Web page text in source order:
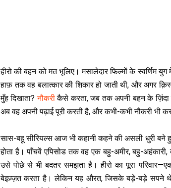
हीरो की बहन को मत भूलिए। मसालेदार फिल्मों के स्वर्णिम
हाफ़ तक वह बलात्कार की शिकार हो जाती थी, और अगर
मुँह दिखाता?नौकरीकैसे करता, जब तक अपनी बहन के ज़िंदा
अब वह अपनी पढ़ाई पूरी करती है, और कभी-कभी नौकरी भी
सास-बहू सीरियल्स आज भी कहानी कहने की असली धुरी बने
होता है। पाँचवें एपिसोड तक वह एक बहु-अमीर, बहु-
उसे पोछे से भी बदतर समझता है। हीरो का पूरा
बेइज़्ज़त करता है। लेकिन यह औरत, जिसके बड़े-बड़े सपने थे,